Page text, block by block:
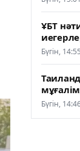
ҰБТ
Бүгін, 14:55
Бүгін,